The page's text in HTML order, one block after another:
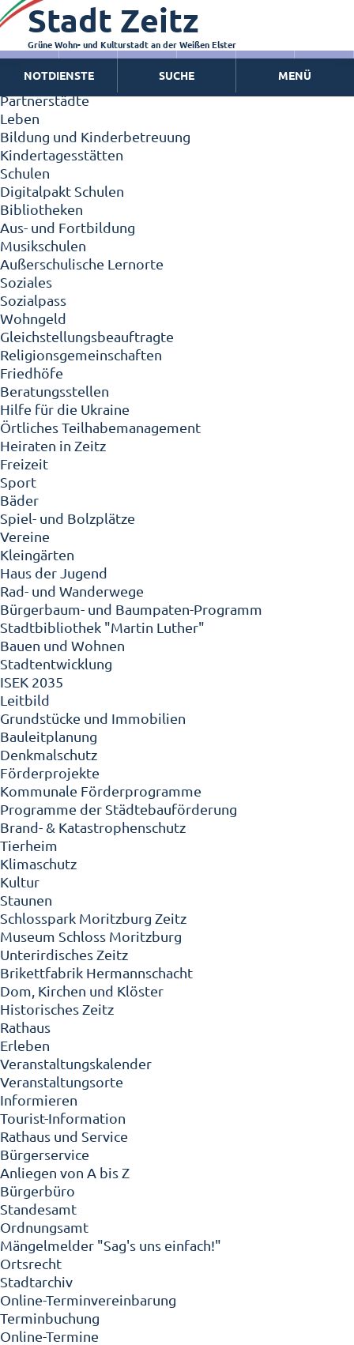
Zeitz - Die Kleinstadt
Willkommen in Zeitz!
Interview mit Oberbürgermeister Christian Thieme
Zeitz - Stadt der Zukunft
Ortschaften
Partnerstädte
Leben
Bildung und Kinderbetreuung
Kindertagesstätten
Schulen
Digitalpakt Schulen
Bibliotheken
Aus- und Fortbildung
Musikschulen
Außerschulische Lernorte
Soziales
Sozialpass
Wohngeld
Gleichstellungsbeauftragte
Religionsgemeinschaften
Friedhöfe
Beratungsstellen
Hilfe für die Ukraine
Örtliches Teilhabemanagement
Heiraten in Zeitz
Freizeit
Sport
Bäder
Spiel- und Bolzplätze
Vereine
Kleingärten
Haus der Jugend
Rad- und Wanderwege
Bürgerbaum- und Baumpaten-Programm
Stadtbibliothek "Martin Luther"
Bauen und Wohnen
Stadtentwicklung
ISEK 2035
Leitbild
Grundstücke und Immobilien
Bauleitplanung
Denkmalschutz
Förderprojekte
Kommunale Förderprogramme
Programme der Städtebauförderung
Brand- & Katastrophenschutz
Tierheim
Klimaschutz
Kultur
Staunen
Schlosspark Moritzburg Zeitz
Museum Schloss Moritzburg
Unterirdisches Zeitz
Brikettfabrik Hermannschacht
Dom, Kirchen und Klöster
Historisches Zeitz
Rathaus
Erleben
Veranstaltungskalender
Veranstaltungsorte
Informieren
Tourist-Information
Rathaus und Service
Bürgerservice
Anliegen von A bis Z
Bürgerbüro
Standesamt
Ordnungsamt
Mängelmelder "Sag's uns einfach!"
Ortsrecht
Stadtarchiv
Online-Terminvereinbarung
Terminbuchung
Online-Termine
Stadt Zeitz
Grüne Wohn- und Kulturstadt an der Weißen Elster
NOTDIENSTE SUCHE MENÜ